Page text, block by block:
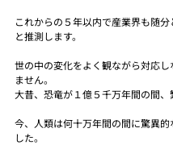
これからの５年以内で産業界も随
と推測します。
世の中の変化をよく観ながら対応
ません。
大昔、恐竜が１億５千万年間の間、
今、人類は何十万年間の間に驚異的
した。